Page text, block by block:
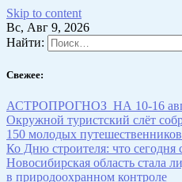
Skip to content
Вс, Авг 9, 2026
Найти:
Свежее:
АСТРОПРОГНОЗ НА 10-16
Окружной туристский слёт
150 молодых
Ко Дню строителя: что сегодня
Новосибирская область
в природоохранном контроле